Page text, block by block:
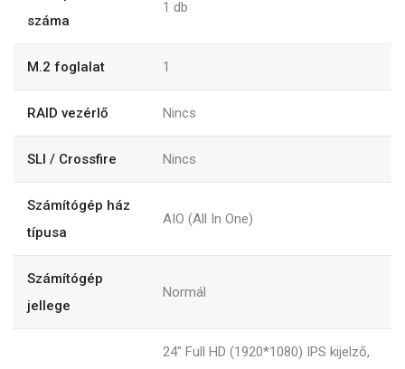
száma
1 db
M.2 foglalat 1
RAID vezérlő Nincs
SLI / Crossfire Nincs
Számítógép ház
típusa
AIO (All In One)
Számítógép
jellege
Normál
24" Full HD (1920*1080) IPS kijelző,